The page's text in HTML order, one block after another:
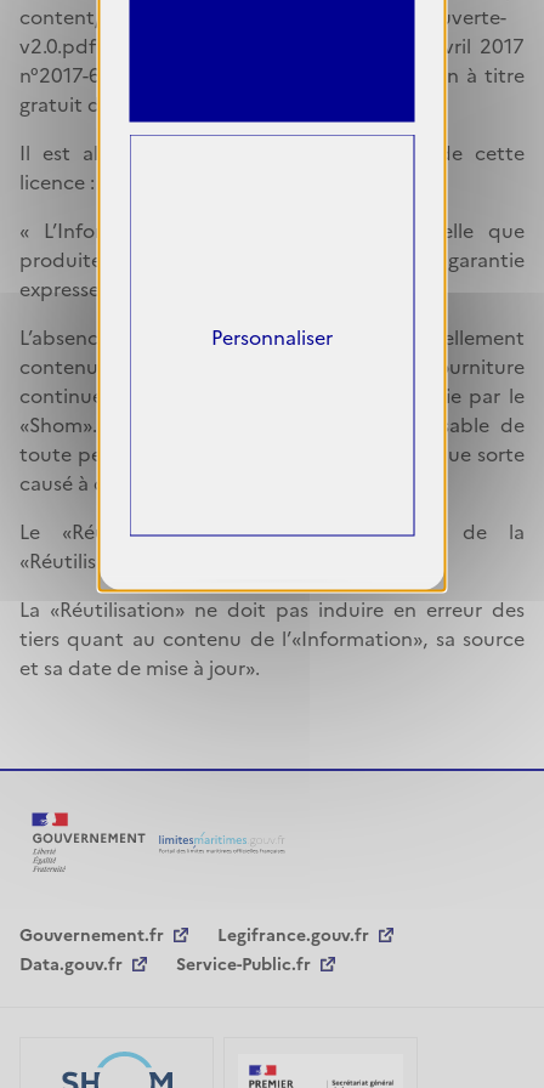
content/uploads/2017/04/ETALAB-Licence-Ouverte-
v2.0.pdf) conformément au décret du 27 avril 2017
n°2017-638 relatif aux licences de réutilisation à titre
gratuit des informations publiques (…).
Il est alors utile de rappeler qu’au titre de cette
licence :
« L’Information» est mise à disposition telle que
produite ou reçue par le «Shom », sans autre garantie
expresse ou tacite (…).
L’absence de défauts ou d’erreurs éventuellement
contenues dans l’«Information», comme la fourniture
continue de l’«Information» n’est pas garantie par le
«Shom». Il ne peut être tenu pour responsable de
toute perte, préjudice ou dommage de quelque sorte
causé à des tiers du fait de la «Réutilisation».
Le «Réutilisateur» est seul responsable de la
«Réutilisation» de l’«Information».
La «Réutilisation» ne doit pas induire en erreur des
tiers quant au contenu de l’«Information», sa source
et sa date de mise à jour».
Gouvernement.fr
Legifrance.gouv.fr
Data.gouv.fr
Service-Public.fr
Personnaliser